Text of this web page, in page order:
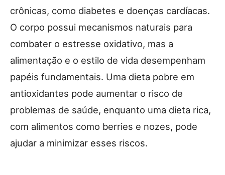
crônicas, como diabetes e doenças cardíacas.
O corpo possui mecanismos naturais para
combater o estresse oxidativo, mas a
alimentação e o estilo de vida desempenham
papéis fundamentais. Uma dieta pobre em
antioxidantes pode aumentar o risco de
problemas de saúde, enquanto uma dieta rica,
com alimentos como berries e nozes, pode
ajudar a minimizar esses riscos.